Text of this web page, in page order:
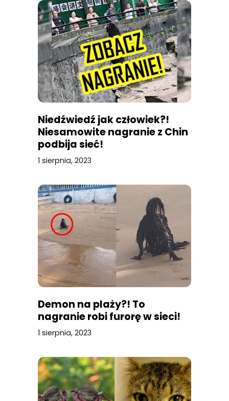
Niedźwiedź jak człowiek?!
Niesamowite nagranie z Chin
podbija sieć!
1 sierpnia, 2023
Demon na plaży?! To
nagranie robi furorę w sieci!
1 sierpnia, 2023